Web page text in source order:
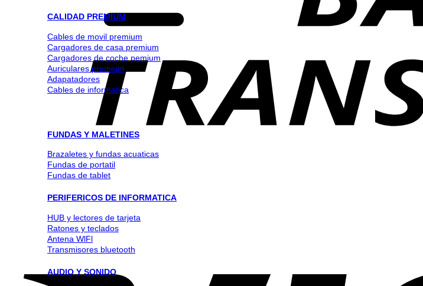
CALIDAD PREMIUM
Cables de movil premium
Cargadores de casa premium
Cargadores de coche pemium
Auriculares premium
Adapatadores
Cables de informatica
FUNDAS Y MALETINES
Brazaletes y fundas acuaticas
Fundas de portatil
Fundas de tablet
PERIFERICOS DE INFORMATICA
HUB y lectores de tarjeta
Ratones y teclados
Antena WlFl
Transmisores bluetooth
AUDIO Y SONIDO